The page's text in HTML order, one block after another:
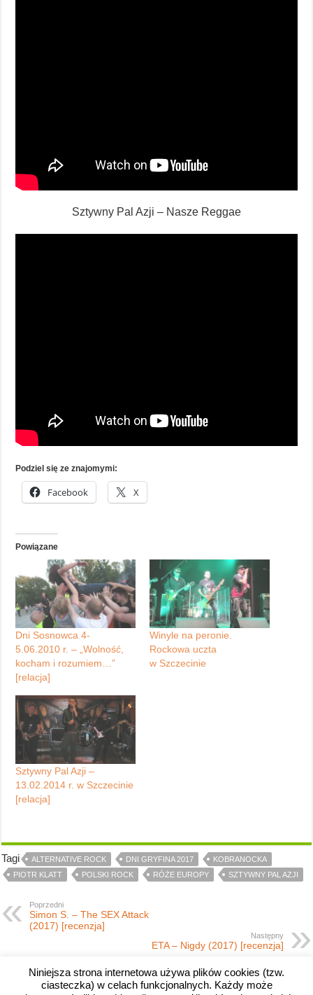
Sztywny Pal Azji – Nasze Reggae
Podziel się ze znajomymi:
Facebook X
Powiązane
Dni Sosnowca 4-
5.06.2010 r. – „Wolność,
kocham i rozumiem…”
[relacja]
Winyle na peronie.
Rockowa uczta
w Szczecinie
Sztywny Pal Azji –
13.02.2014 r. w Szczecinie
[relacja]
Tagi ALTERNATIVE ROCK DNI GRYFINA 2017
KOBRANOCKA
PIOTR KLATT
POLSKI ROCK RÓŻE EUROPY SZTYWNY PAL AZJI
Poprzedni
Simon S. – The SEX Attack
(2017) [recenzja]
Następny
ETA – Nigdy (2017) [recenzja]
Niniejsza strona internetowa używa plików cookies (tzw.
ciasteczka) w celach funkcjonalnych. Każdy może